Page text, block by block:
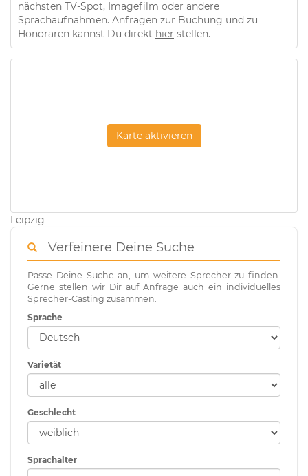
nächsten TV-Spot, Imagefilm oder andere
Sprachaufnahmen. Anfragen zur Buchung und zu
Honoraren kannst Du direkt hier stellen.
Karte aktivieren
Leipzig
Verfeinere Deine Suche
Passe Deine Suche an, um weitere Sprecher zu finden.
Gerne stellen wir Dir auf Anfrage auch ein individuelles
Sprecher-Casting zusammen.
Sprache
Varietät
Geschlecht
Sprachalter